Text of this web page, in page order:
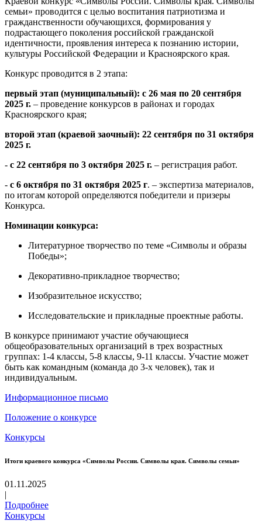
семьи» проводится с целью воспитания патриотизма и
гражданственности обучающихся, формирования у
подрастающего поколения российской гражданской
идентичности, проявления интереса к познанию истории,
культуры Российской Федерации и Красноярского края.
Конкурс проводится в 2 этапа:
первый этап (муниципальный): с 26 мая по 20 сентября
2025 г. – проведение конкурсов в районах и городах
Красноярского края;
второй этап (краевой заочный): 22 сентября по 31 октября
2025 г.
- с 22 сентября по 3 октября 2025 г. – регистрация работ.
- с 6 октября по 31 октября 2025 г. – экспертиза материалов,
по итогам которой определяются победители и призеры
Конкурса.
Номинации конкурса:
Литературное творчество по теме «Символы и образы
Победы»;
Декоративно-прикладное творчество;
Изобразительное искусство;
Исследовательские и прикладные проектные работы.
В конкурсе принимают участие обучающиеся
общеобразовательных организаций в трех возрастных
группах: 1-4 классы, 5-8 классы, 9-11 классы. Участие может
быть как командным (команда до 3-х человек), так и
индивидуальным.
Информационное письмо
Положение о конкурсе
Конкурсы
Итоги краевого конкурса «Символы России. Символы края. Символы семьи»
01.11.2025
|
Подробнее
Конкурсы